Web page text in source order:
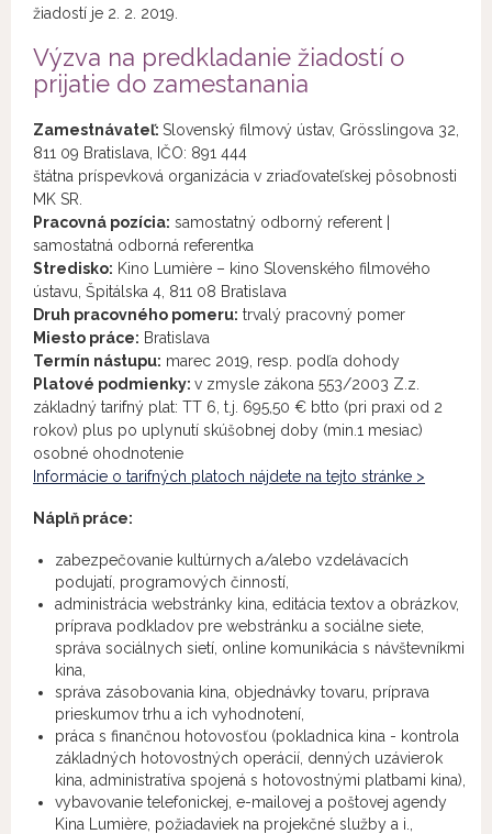
žiadostí je 2. 2. 2019.
Výzva na predkladanie žiadostí o
prijatie do zamestanania
Zamestnávateľ: Slovenský filmový ústav, Grösslingova 32,
811 09 Bratislava, IČO: 891 444
štátna príspevková organizácia v zriaďovateľskej pôsobnosti
MK SR.
Pracovná pozícia: samostatný odborný referent |
samostatná odborná referentka
Stredisko: Kino Lumière – kino Slovenského filmového
ústavu, Špitálska 4, 811 08 Bratislava
Druh pracovného pomeru: trvalý pracovný pomer
Miesto práce: Bratislava
Termín nástupu: marec 2019, resp. podľa dohody
Platové podmienky: v zmysle zákona 553/2003 Z.z.
základný tarifný plat: TT 6, t.j. 695,50 € btto (pri praxi od 2
rokov) plus po uplynutí skúšobnej doby (min.1 mesiac)
osobné ohodnotenie
Informácie o tarifných platoch nájdete na tejto stránke >
Náplň práce:
zabezpečovanie kultúrnych a/alebo vzdelávacích
podujatí, programových činností,
administrácia webstránky kina, editácia textov a obrázkov,
príprava podkladov pre webstránku a sociálne siete,
správa sociálnych sietí, online komunikácia s návštevníkmi
kina,
správa zásobovania kina, objednávky tovaru, príprava
prieskumov trhu a ich vyhodnotení,
práca s finančnou hotovosťou (pokladnica kina - kontrola
základných hotovostných operácií, denných uzávierok
kina, administratíva spojená s hotovostnými platbami kina),
vybavovanie telefonickej, e-mailovej a poštovej agendy
Kina Lumière, požiadaviek na projekčné služby a i.,